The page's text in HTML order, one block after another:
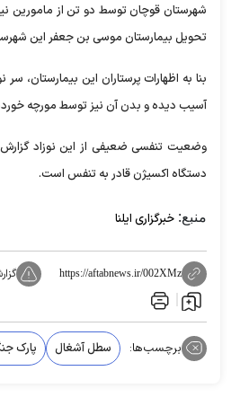
شهرستان قوچان توسط دو تن از مامورین
تحویل بیمارستان موسی بن جعفر این
بنا به اظهارات پرستاران این بیمارستان،
آسیب دیده و بدن آن نیز توسط مورچه
وضعیت تنفسی ضعیفی از این نوزاد
دستگاه اکسیژن قادر به تنفس است.
منبع: خبرگزاری ایلنا
https://aftabnews.ir/002XMz
برچسب‌ها: سطل آشغال پارک